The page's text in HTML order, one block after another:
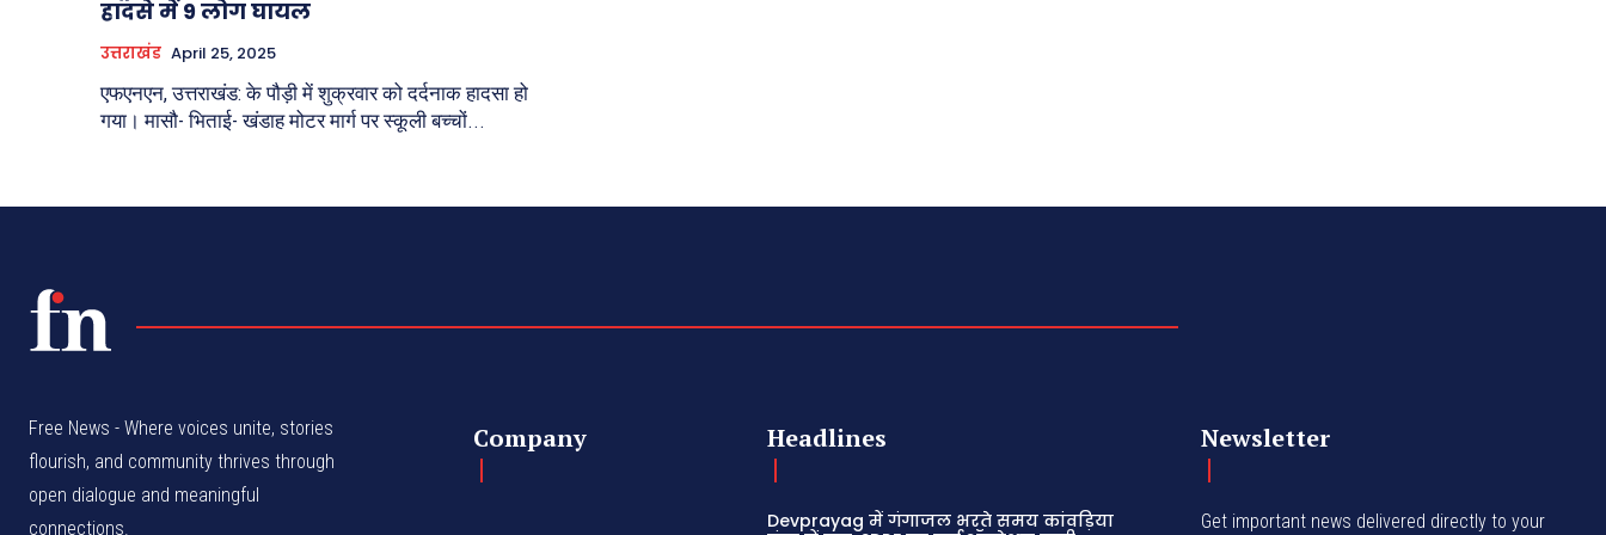
हादसे में 9 लोग घायल
उत्तराखंड April 25, 2025
एफएनएन, उत्तराखंड: के पौड़ी में शुक्रवार को दर्दनाक हादसा हो
गया। मासौ- भिताई- खंडाह मोटर मार्ग पर स्कूली बच्चों...
Free News - Where voices unite, stories
flourish, and community thrives through
open dialogue and meaningful
connections.
Company Headlines
Devprayag में गंगाजल भरते समय कांवड़िया
Newsletter
Get important news delivered directly to your